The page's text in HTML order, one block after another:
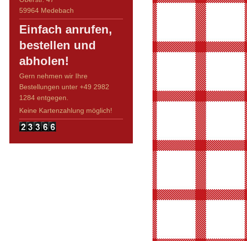
59964 Medebach
Einfach anrufen,
bestellen und
abholen!
Gern nehmen wir Ihre
Bestellungen unter +49 2982
1284 entgegen.
Keine Kartenzahlung möglich!